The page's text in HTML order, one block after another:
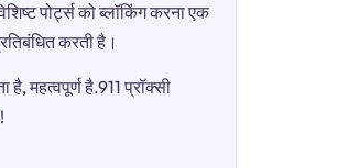
पोर्ट्स को ब्लॉकिंग करना एक
करती है।
महत्वपूर्ण है.911 प्रॉक्सी